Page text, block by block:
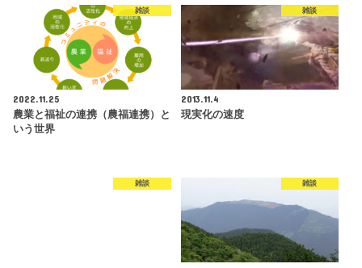
雑談
2022.11.25
農業と福祉の連携（農福連携）と
いう世界
雑談
2013.11.4
現実化の速度
雑談 雑談